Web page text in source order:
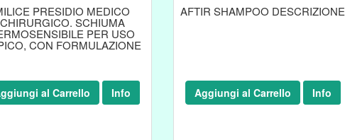
PRESIDIO MEDICO
CHIRURGICO. SCHIUMA
PER USO
CON FORMULAZIONE
al Carrello Info
AFTIR SHAMPOO DESCRIZIONE
Aggiungi al Carrello Info